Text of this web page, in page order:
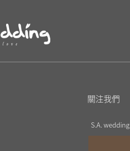
關注我們
S.A. wedding